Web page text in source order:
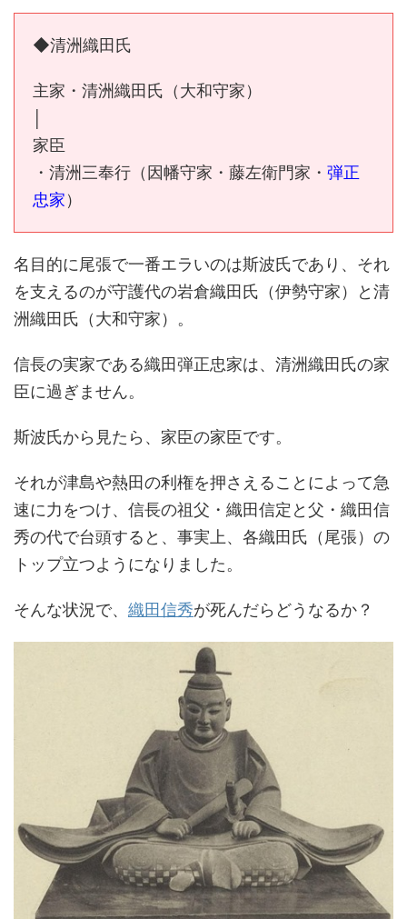
◆清洲織田氏
主家・清洲織田氏（大和守家）
家臣
・清洲三奉行（因幡守家・藤左衛門家・ 弾正
忠家）
名目的に尾張で一番エラいのは斯波氏であり、それ
を支えるのが守護代の岩倉織田氏（伊勢守家）と清
洲織田氏（大和守家）。
信長の実家である織田弾正忠家は、清洲織田氏の家
臣に過ぎません。
斯波氏から見たら、家臣の家臣です。
それが津島や熱田の利権を押さえることによって急
速に力をつけ、信長の祖父・織田信定と父・織田信
秀の代で台頭すると、事実上、各織田氏（尾張）の
トップ立つようになりました。
そんな状況で、 織田信秀が死んだらどうなるか？